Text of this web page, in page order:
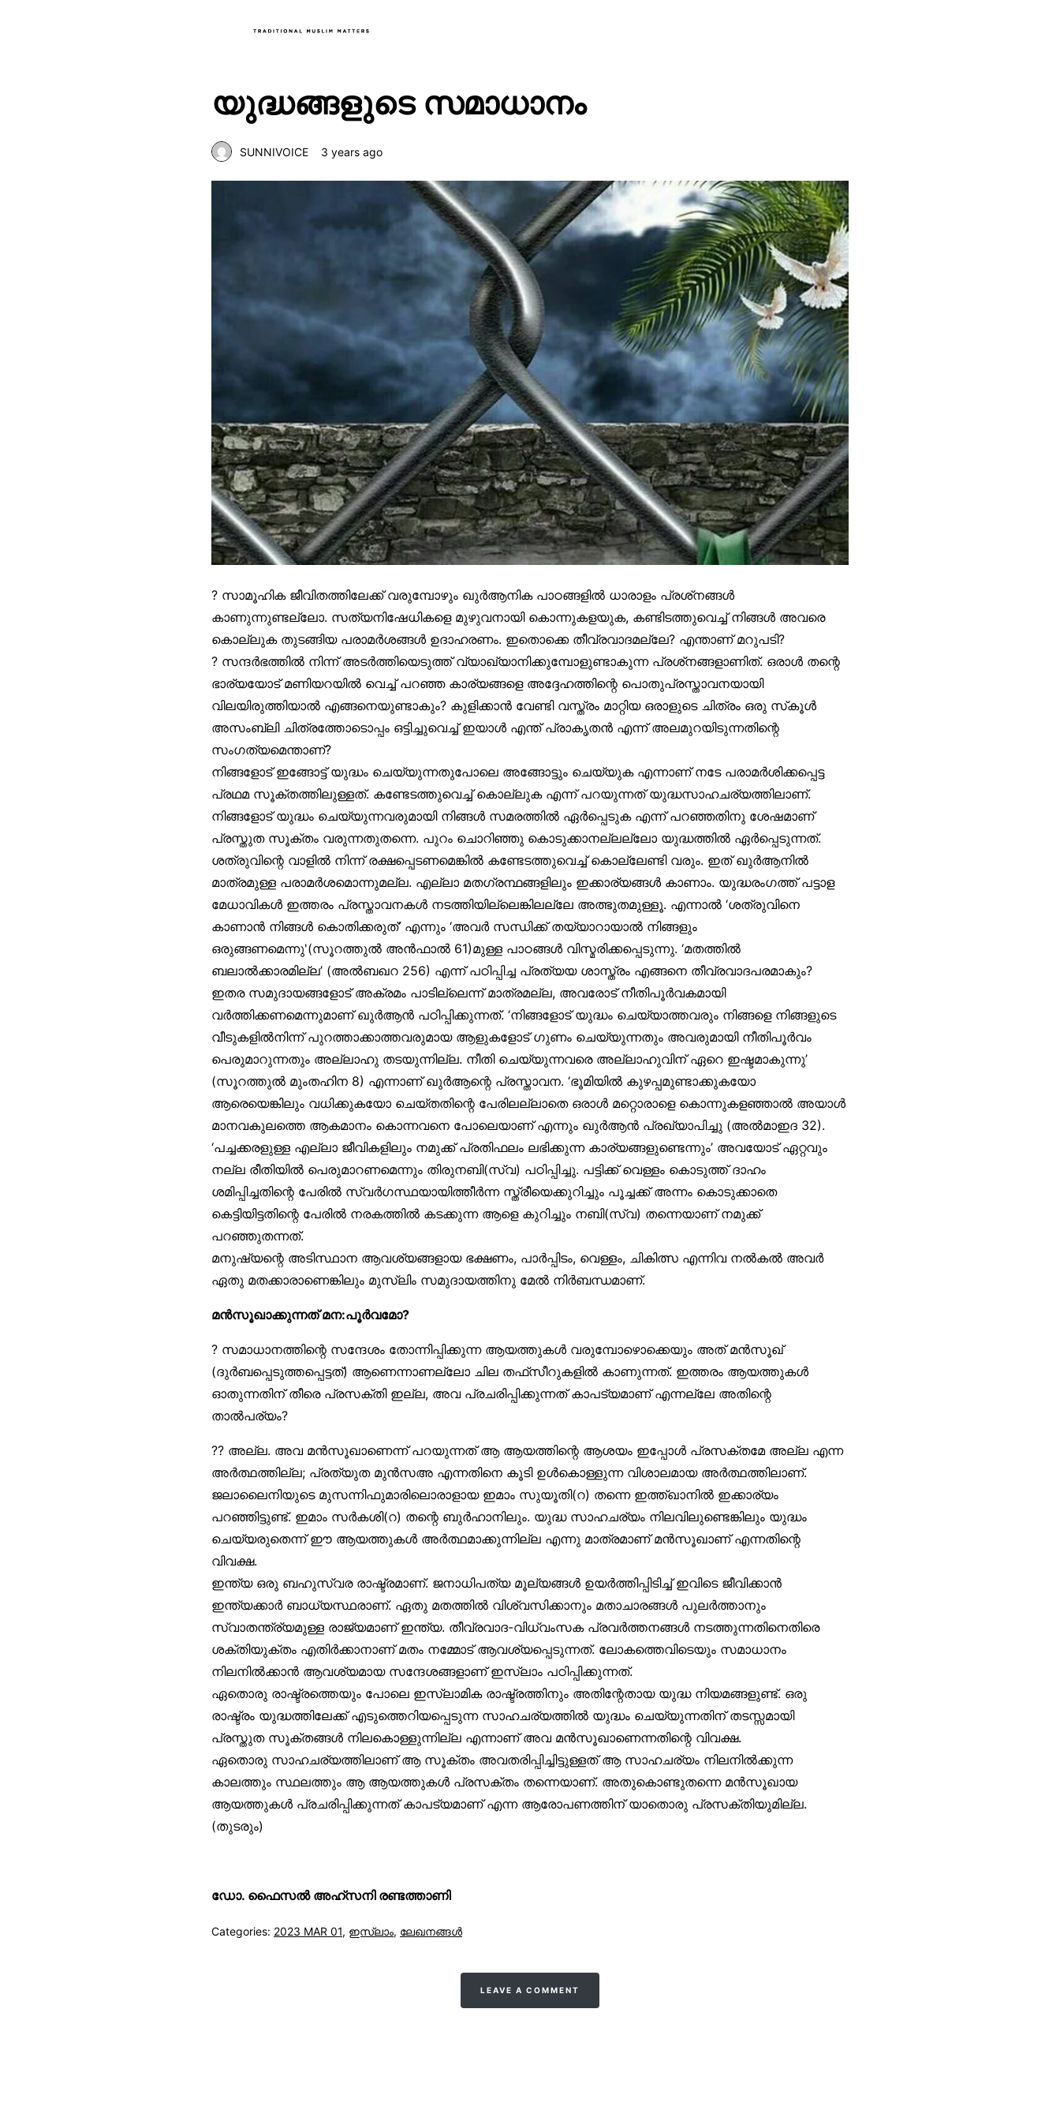
യുദ്ധങ്ങളുടെ സമാധാനം
SUNNIVOICE 3 years ago
? സാമൂഹിക ജീവിതത്തിലേക്ക് വരുമ്പോഴും ഖുർആനിക പാഠങ്ങളിൽ ധാരാളം പ്രശ്‌നങ്ങൾ
കാണുന്നുണ്ടല്ലോ. സത്യനിഷേധികളെ മുഴുവനായി കൊന്നുകളയുക, കണ്ടിടത്തുവെച്ച് നിങ്ങൾ അവരെ
കൊല്ലുക തുടങ്ങിയ പരാമർശങ്ങൾ ഉദാഹരണം. ഇതൊക്കെ തീവ്രവാദമല്ലേ? എന്താണ് മറുപടി?
? സന്ദർഭത്തിൽ നിന്ന് അടർത്തിയെടുത്ത് വ്യാഖ്യാനിക്കുമ്പോളുണ്ടാകുന്ന പ്രശ്‌നങ്ങളാണിത്. ഒരാൾ തന്റെ
ഭാര്യയോട് മണിയറയിൽ വെച്ച് പറഞ്ഞ കാര്യങ്ങളെ അദ്ദേഹത്തിന്റെ പൊതുപ്രസ്താവനയായി
വിലയിരുത്തിയാൽ എങ്ങനെയുണ്ടാകും? കുളിക്കാൻ വേണ്ടി വസ്ത്രം മാറ്റിയ ഒരാളുടെ ചിത്രം ഒരു സ്‌കൂൾ
അസംബ്ലി ചിത്രത്തോടൊപ്പം ഒട്ടിച്ചുവെച്ച് ഇയാൾ എന്ത് പ്രാകൃതൻ എന്ന് അലമുറയിടുന്നതിന്റെ
സംഗത്യമെന്താണ്?
നിങ്ങളോട് ഇങ്ങോട്ട് യുദ്ധം ചെയ്യുന്നതുപോലെ അങ്ങോട്ടും ചെയ്യുക എന്നാണ് നടേ പരാമർശിക്കപ്പെട്ട
പ്രഥമ സൂക്തത്തിലുള്ളത്. കണ്ടേടത്തുവെച്ച് കൊല്ലുക എന്ന് പറയുന്നത് യുദ്ധസാഹചര്യത്തിലാണ്.
നിങ്ങളോട് യുദ്ധം ചെയ്യുന്നവരുമായി നിങ്ങൾ സമരത്തിൽ ഏർപ്പെടുക എന്ന് പറഞ്ഞതിനു ശേഷമാണ്
പ്രസ്തുത സൂക്തം വരുന്നതുതന്നെ. പുറം ചൊറിഞ്ഞു കൊടുക്കാനല്ലല്ലോ യുദ്ധത്തിൽ ഏർപ്പെടുന്നത്.
ശത്രുവിന്റെ വാളിൽ നിന്ന് രക്ഷപ്പെടണമെങ്കിൽ കണ്ടേടത്തുവെച്ച് കൊല്ലേണ്ടി വരും. ഇത് ഖുർആനിൽ
മാത്രമുള്ള പരാമർശമൊന്നുമല്ല. എല്ലാ മതഗ്രന്ഥങ്ങളിലും ഇക്കാര്യങ്ങൾ കാണാം. യുദ്ധരംഗത്ത് പട്ടാള
മേധാവികൾ ഇത്തരം പ്രസ്താവനകൾ നടത്തിയില്ലെങ്കിലല്ലേ അത്ഭുതമുള്ളൂ. എന്നാൽ ‘ശത്രുവിനെ
കാണാൻ നിങ്ങൾ കൊതിക്കരുത്’ എന്നും ‘അവർ സന്ധിക്ക് തയ്യാറായാൽ നിങ്ങളും
ഒരുങ്ങണമെന്നു'(സൂറത്തുൽ അൻഫാൽ 61)മുള്ള പാഠങ്ങൾ വിസ്മരിക്കപ്പെടുന്നു. ‘മതത്തിൽ
ബലാൽക്കാരമില്ല’ (അൽബഖറ 256) എന്ന് പഠിപ്പിച്ച പ്രത്യയ ശാസ്ത്രം എങ്ങനെ തീവ്രവാദപരമാകും?
ഇതര സമുദായങ്ങളോട് അക്രമം പാടില്ലെന്ന് മാത്രമല്ല, അവരോട് നീതിപൂർവകമായി
വർത്തിക്കണമെന്നുമാണ് ഖുർആൻ പഠിപ്പിക്കുന്നത്. ‘നിങ്ങളോട് യുദ്ധം ചെയ്യാത്തവരും നിങ്ങളെ നിങ്ങളുടെ
വീടുകളിൽനിന്ന് പുറത്താക്കാത്തവരുമായ ആളുകളോട് ഗുണം ചെയ്യുന്നതും അവരുമായി നീതിപൂർവം
പെരുമാറുന്നതും അല്ലാഹു തടയുന്നില്ല. നീതി ചെയ്യുന്നവരെ അല്ലാഹുവിന് ഏറെ ഇഷ്ടമാകുന്നു’
(സൂറത്തുൽ മുംതഹിന 8) എന്നാണ് ഖുർആന്റെ പ്രസ്താവന. ‘ഭൂമിയിൽ കുഴപ്പമുണ്ടാക്കുകയോ
ആരെയെങ്കിലും വധിക്കുകയോ ചെയ്തതിന്റെ പേരിലല്ലാതെ ഒരാൾ മറ്റൊരാളെ കൊന്നുകളഞ്ഞാൽ അയാൾ
മാനവകുലത്തെ ആകമാനം കൊന്നവനെ പോലെയാണ് എന്നും ഖുർആൻ പ്രഖ്യാപിച്ചു (അൽമാഇദ 32).
‘പച്ചക്കരളുള്ള എല്ലാ ജീവികളിലും നമുക്ക് പ്രതിഫലം ലഭിക്കുന്ന കാര്യങ്ങളുണ്ടെന്നും’ അവയോട് ഏറ്റവും
നല്ല രീതിയിൽ പെരുമാറണമെന്നും തിരുനബി(സ്വ) പഠിപ്പിച്ചു. പട്ടിക്ക് വെള്ളം കൊടുത്ത് ദാഹം
ശമിപ്പിച്ചതിന്റെ പേരിൽ സ്വർഗസ്ഥയായിത്തീർന്ന സ്ത്രീയെക്കുറിച്ചും പൂച്ചക്ക് അന്നം കൊടുക്കാതെ
കെട്ടിയിട്ടതിന്റെ പേരിൽ നരകത്തിൽ കടക്കുന്ന ആളെ കുറിച്ചും നബി(സ്വ) തന്നെയാണ് നമുക്ക്
പറഞ്ഞുതന്നത്.
മനുഷ്യന്റെ അടിസ്ഥാന ആവശ്യങ്ങളായ ഭക്ഷണം, പാർപ്പിടം, വെള്ളം, ചികിത്സ എന്നിവ നൽകൽ അവർ
ഏതു മതക്കാരാണെങ്കിലും മുസ്‌ലിം സമുദായത്തിനു മേൽ നിർബന്ധമാണ്.
മൻസൂഖാക്കുന്നത് മന:പൂർവമോ?
? സമാധാനത്തിന്റെ സന്ദേശം തോന്നിപ്പിക്കുന്ന ആയത്തുകൾ വരുമ്പോഴൊക്കെയും അത് മൻസൂഖ്
(ദുർബപ്പെടുത്തപ്പെട്ടത്) ആണെന്നാണല്ലോ ചില തഫ്‌സീറുകളിൽ കാണുന്നത്. ഇത്തരം ആയത്തുകൾ
ഓതുന്നതിന് തീരെ പ്രസക്തി ഇല്ല, അവ പ്രചരിപ്പിക്കുന്നത് കാപട്യമാണ് എന്നല്ലേ അതിന്റെ
താൽപര്യം?
?? അല്ല. അവ മൻസൂഖാണെന്ന് പറയുന്നത് ആ ആയത്തിന്റെ ആശയം ഇപ്പോൾ പ്രസക്തമേ അല്ല എന്ന
അർത്ഥത്തില്ല; പ്രത്യുത മുൻസഅ എന്നതിനെ കൂടി ഉൾകൊള്ളുന്ന വിശാലമായ അർത്ഥത്തിലാണ്.
ജലാലൈനിയുടെ മുസന്നിഫുമാരിലൊരാളായ ഇമാം സുയൂതി(റ) തന്നെ ഇത്ത്ഖാനിൽ ഇക്കാര്യം
പറഞ്ഞിട്ടുണ്ട്. ഇമാം സർകശി(റ) തന്റെ ബുർഹാനിലും. യുദ്ധ സാഹചര്യം നിലവിലുണ്ടെങ്കിലും യുദ്ധം
ചെയ്യരുതെന്ന് ഈ ആയത്തുകൾ അർത്ഥമാക്കുന്നില്ല എന്നു മാത്രമാണ് മൻസൂഖാണ് എന്നതിന്റെ
വിവക്ഷ.
ഇന്ത്യ ഒരു ബഹുസ്വര രാഷ്ട്രമാണ്. ജനാധിപത്യ മൂല്യങ്ങൾ ഉയർത്തിപ്പിടിച്ച് ഇവിടെ ജീവിക്കാൻ
ഇന്ത്യക്കാർ ബാധ്യസ്ഥരാണ്. ഏതു മതത്തിൽ വിശ്വസിക്കാനും മതാചാരങ്ങൾ പുലർത്താനും
സ്വാതന്ത്ര്യമുള്ള രാജ്യമാണ് ഇന്ത്യ. തീവ്രവാദ-വിധ്വംസക പ്രവർത്തനങ്ങൾ നടത്തുന്നതിനെതിരെ
ശക്തിയുക്തം എതിർക്കാനാണ് മതം നമ്മോട് ആവശ്യപ്പെടുന്നത്. ലോകത്തെവിടെയും സമാധാനം
നിലനിൽക്കാൻ ആവശ്യമായ സന്ദേശങ്ങളാണ് ഇസ്‌ലാം പഠിപ്പിക്കുന്നത്.
ഏതൊരു രാഷ്ട്രത്തെയും പോലെ ഇസ്‌ലാമിക രാഷ്ട്രത്തിനും അതിന്റേതായ യുദ്ധ നിയമങ്ങളുണ്ട്. ഒരു
രാഷ്ട്രം യുദ്ധത്തിലേക്ക് എടുത്തെറിയപ്പെടുന്ന സാഹചര്യത്തിൽ യുദ്ധം ചെയ്യുന്നതിന് തടസ്സമായി
പ്രസ്തുത സൂക്തങ്ങൾ നിലകൊള്ളുന്നില്ല എന്നാണ് അവ മൻസൂഖാണെന്നതിന്റെ വിവക്ഷ.
ഏതൊരു സാഹചര്യത്തിലാണ് ആ സൂക്തം അവതരിപ്പിച്ചിട്ടുള്ളത് ആ സാഹചര്യം നിലനിൽക്കുന്ന
കാലത്തും സ്ഥലത്തും ആ ആയത്തുകൾ പ്രസക്തം തന്നെയാണ്. അതുകൊണ്ടുതന്നെ മൻസൂഖായ
ആയത്തുകൾ പ്രചരിപ്പിക്കുന്നത് കാപട്യമാണ് എന്ന ആരോപണത്തിന് യാതൊരു പ്രസക്തിയുമില്ല.
(തുടരും)
ഡോ. ഫൈസൽ അഹ്‌സനി രണ്ടത്താണി
Categories: 2023 MAR 01, ഇസ്‌ലാം, ലേഖനങ്ങള്‍
LEAVE A COMMENT